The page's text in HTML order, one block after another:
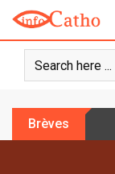
o
Brèves